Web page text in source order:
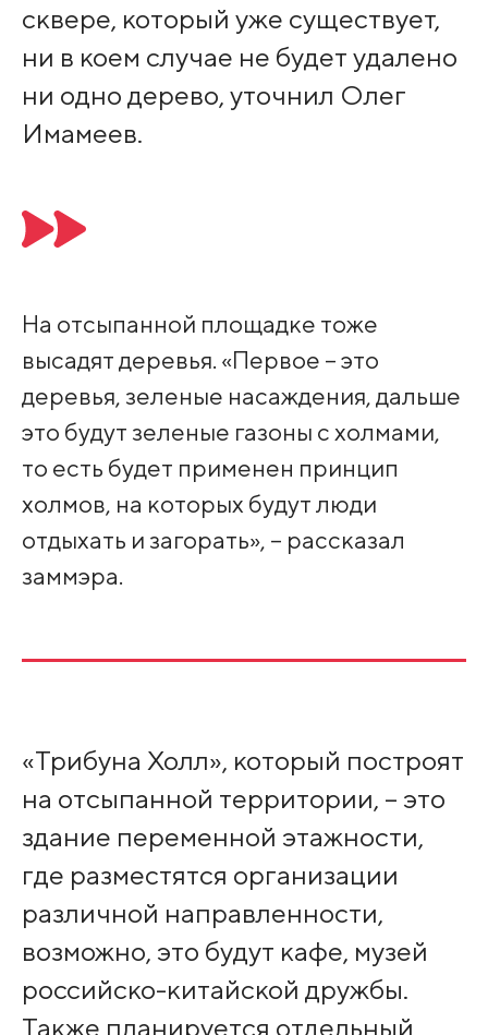
сквере, который уже существует,
ни в коем случае не будет удалено
ни одно дерево, уточнил Олег
Имамеев.
На отсыпанной площадке тоже
высадят деревья. «Первое – это
деревья, зеленые насаждения, дальше
это будут зеленые газоны с холмами,
то есть будет применен принцип
холмов, на которых будут люди
отдыхать и загорать», – рассказал
заммэра.
«Трибуна Холл», который построят
на отсыпанной территории, – это
здание переменной этажности,
где разместятся организации
различной направленности,
возможно, это будут кафе, музей
российско-китайской дружбы.
Также планируется отдельный